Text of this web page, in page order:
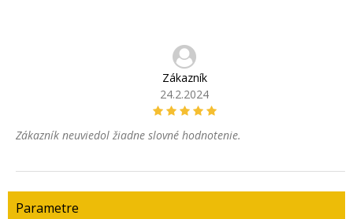
Zákazník
24.2.2024
Zákazník neuviedol žiadne slovné hodnotenie.
Parametre